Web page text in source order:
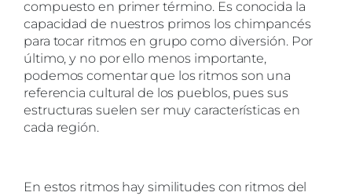
compuesto en primer término. Es conocida la
capacidad de nuestros primos los chimpancés
para tocar ritmos en grupo como diversión. Por
último, y no por ello menos importante,
podemos comentar que los ritmos son una
referencia cultural de los pueblos, pues sus
estructuras suelen ser muy características en
cada región.
En estos ritmos hay similitudes con ritmos del